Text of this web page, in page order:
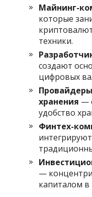
Майнинг-
которые
техники.
создают
цифровых
хранения —
удобство
Финтех-
—
капиталом в